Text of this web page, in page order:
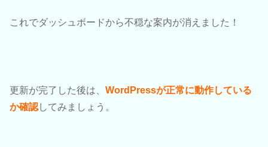
これでダッシュボードから不穏な案内が消えました！
更新が完了した後は、 WordPressが正常に動作している
か確認してみましょう。